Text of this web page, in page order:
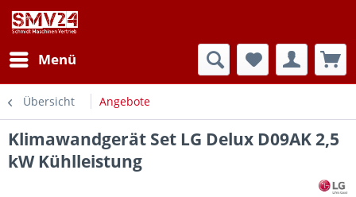
Menü
Übersicht Angebote
Klimawandgerät Set LG Delux D09AK 2,5
kW Kühlleistung